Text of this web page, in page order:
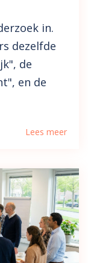
in.
dezelfde
de
en de
Lees meer